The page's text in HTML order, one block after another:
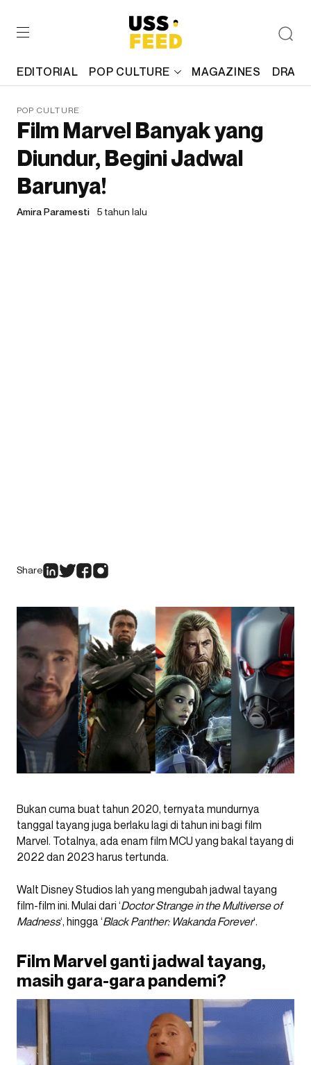
EDITORIAL POP CULTURE MAGAZINES
POP CULTURE
Film Marvel Banyak yang
Diundur, Begini Jadwal
Barunya!
Amira Paramesti 5 tahun lalu
Share
Bukan cuma buat tahun 2020, ternyata mundurnya
tanggal tayang juga berlaku lagi di tahun ini bagi film
Marvel. Totalnya, ada enam film MCU yang bakal tayang di
2022 dan 2023 harus tertunda.
Walt Disney Studios lah yang mengubah jadwal tayang
film-film ini. Mulai dari ‘Doctor Strange in the Multiverse of
Madness‘, hingga ‘Black Panther: Wakanda Forever‘.
Film Marvel ganti jadwal tayang,
masih gara-gara pandemi?